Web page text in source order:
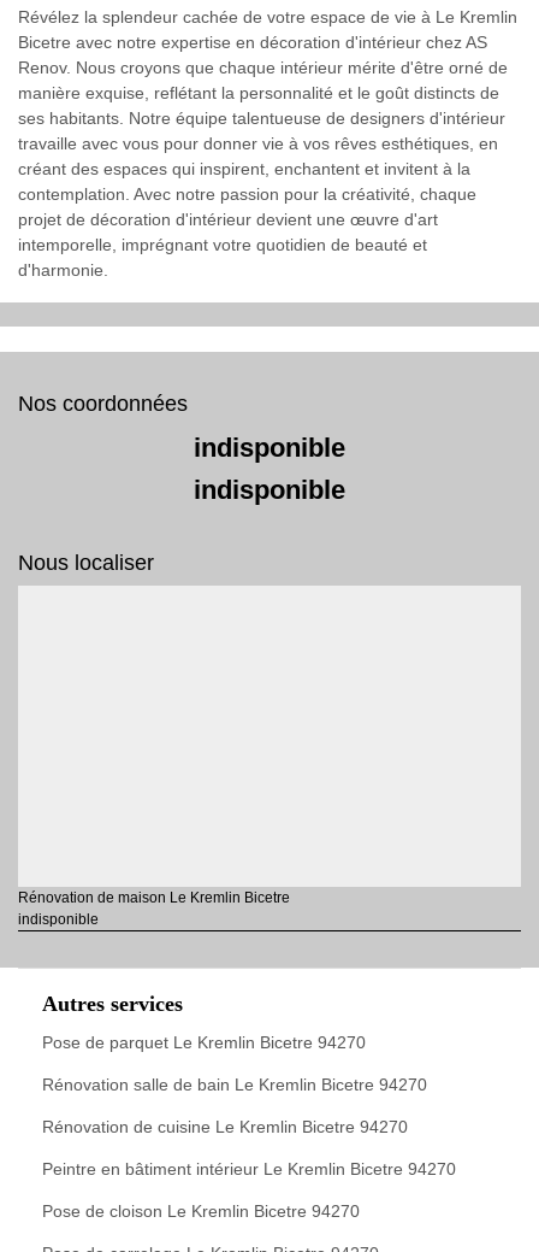
Révélez la splendeur cachée de votre espace de vie à Le Kremlin
Bicetre avec notre expertise en décoration d'intérieur chez AS
Renov. Nous croyons que chaque intérieur mérite d'être orné de
manière exquise, reflétant la personnalité et le goût distincts de
ses habitants. Notre équipe talentueuse de designers d'intérieur
travaille avec vous pour donner vie à vos rêves esthétiques, en
créant des espaces qui inspirent, enchantent et invitent à la
contemplation. Avec notre passion pour la créativité, chaque
projet de décoration d'intérieur devient une œuvre d'art
intemporelle, imprégnant votre quotidien de beauté et
d'harmonie.
Nos coordonnées
indisponible
indisponible
Nous localiser
Rénovation de maison Le Kremlin Bicetre
indisponible
Autres services
Pose de parquet Le Kremlin Bicetre 94270
Rénovation salle de bain Le Kremlin Bicetre 94270
Rénovation de cuisine Le Kremlin Bicetre 94270
Peintre en bâtiment intérieur Le Kremlin Bicetre 94270
Pose de cloison Le Kremlin Bicetre 94270